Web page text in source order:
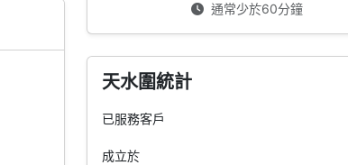
通常少於60分鐘
天水圍統計
已服務客戶
成立於